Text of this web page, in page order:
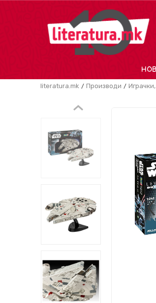
literatura.mk Производи